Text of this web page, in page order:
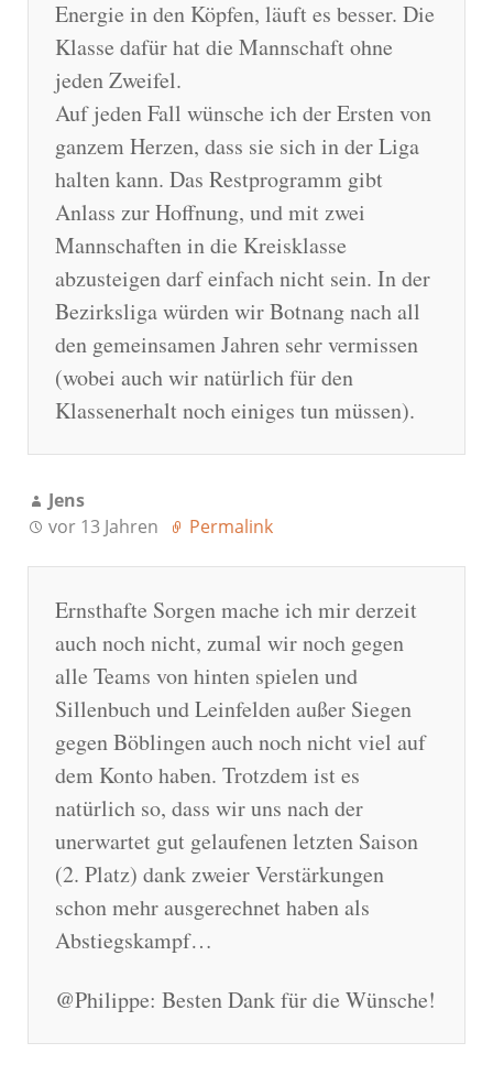
Energie in den Köpfen, läuft es besser. Die
Klasse dafür hat die Mannschaft ohne
jeden Zweifel.
Auf jeden Fall wünsche ich der Ersten von
ganzem Herzen, dass sie sich in der Liga
halten kann. Das Restprogramm gibt
Anlass zur Hoffnung, und mit zwei
Mannschaften in die Kreisklasse
abzusteigen darf einfach nicht sein. In der
Bezirksliga würden wir Botnang nach all
den gemeinsamen Jahren sehr vermissen
(wobei auch wir natürlich für den
Klassenerhalt noch einiges tun müssen).
Jens
vor 13 Jahren
Permalink
Ernsthafte Sorgen mache ich mir derzeit
auch noch nicht, zumal wir noch gegen
alle Teams von hinten spielen und
Sillenbuch und Leinfelden außer Siegen
gegen Böblingen auch noch nicht viel auf
dem Konto haben. Trotzdem ist es
natürlich so, dass wir uns nach der
unerwartet gut gelaufenen letzten Saison
(2. Platz) dank zweier Verstärkungen
schon mehr ausgerechnet haben als
Abstiegskampf…
@Philippe: Besten Dank für die Wünsche!